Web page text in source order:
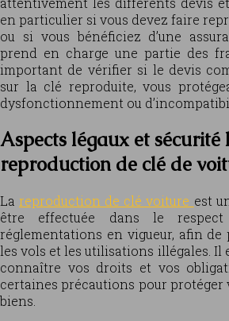
en particulier si vous devez faire
ou si vous bénéficiez d’une
prend en charge une partie des
important de vérifier si le devis
sur la clé reproduite, vous
dysfonctionnement ou
Aspects légaux et sécurité
reproduction de clé de
Lareproduction de clé voiture est
être effectuée dans le
réglementations en vigueur, afin de
les vols et les utilisations illégales. Il
connaître vos droits et vos
certaines précautions pour protéger
biens.